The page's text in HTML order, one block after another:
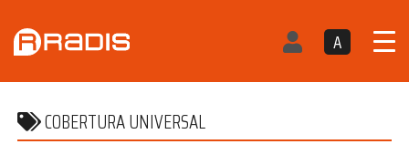
A
COBERTURA UNIVERSAL